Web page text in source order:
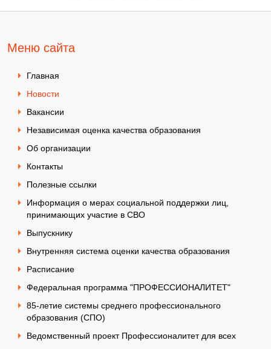
Меню сайта
Главная
Новости
Вакансии
Независимая оценка качества образования
Об организации
Контакты
Полезные ссылки
Информация о мерах социальной поддержки лиц,
принимающих участие в СВО
Выпускнику
Внутренняя система оценки качества образования
Расписание
Федеральная программа "ПРОФЕССИОНАЛИТЕТ"
85-летие системы среднего профессионального
образования (СПО)
Ведомственный проект Профессионалитет для всех